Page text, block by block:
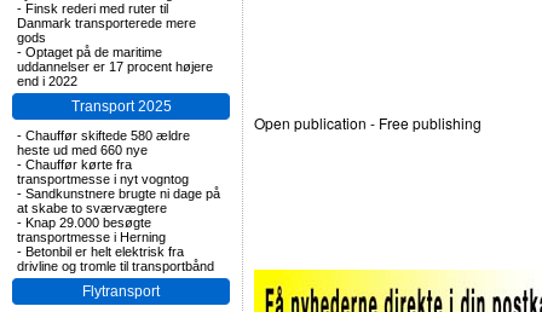
- Finsk rederi med ruter til
Danmark transporterede mere
gods
- Optaget på de maritime
uddannelser er 17 procent højere
end i 2022
Transport 2025
- Chauffør skiftede 580 ældre
heste ud med 660 nye
- Chauffør kørte fra
transportmesse i nyt vogntog
- Sandkunstnere brugte ni dage på
at skabe to sværvægtere
- Knap 29.000 besøgte
transportmesse i Herning
- Betonbil er helt elektrisk fra
drivline og tromle til transportbånd
Flytransport
Open publication - Freepublishing